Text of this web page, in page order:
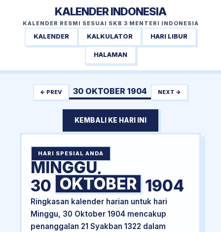
KALENDER INDONESIA
KALENDER RESMI SESUAI SKB 3 MENTERI INDONESIA
KALENDER KALKULATOR HARI LIBUR
HALAMAN
← PREV 30 OKTOBER 1904 NEXT →
KEMBALI KE HARI INI
HARI SPESIAL ANDA
MINGGU,
30 OKTOBER 1904
Ringkasan kalender harian untuk hari
Minggu, 30 Oktober 1904 mencakup
penanggalan 21 Syakban 1322 dalam